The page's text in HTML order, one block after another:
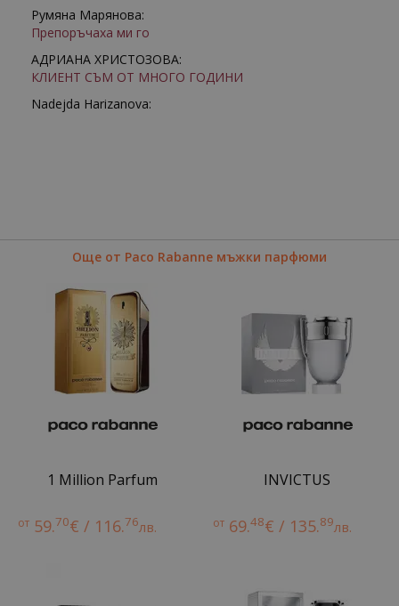
Румяна Марянова:
Препоръчаха ми го
АДРИАНА ХРИСТОЗОВА:
КЛИЕНТ СЪМ ОТ МНОГО ГОДИНИ
Nadejda Harizanova:
Още от Paco Rabanne мъжки парфюми
1 Million Parfum
от 59.70€ / 116.76лв.
INVICTUS
от 69.48€ / 135.89лв.